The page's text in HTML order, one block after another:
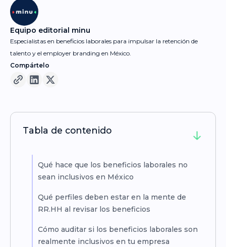
Equipo editorial minu
Especialistas en beneficios laborales para impulsar la retención de
talento y el employer branding en México.
Compártelo
Tabla de contenido
Qué hace que los beneficios laborales no
sean inclusivos en México
Qué perfiles deben estar en la mente de
RR.HH al revisar los beneficios
Cómo auditar si los beneficios laborales son
realmente inclusivos en tu empresa